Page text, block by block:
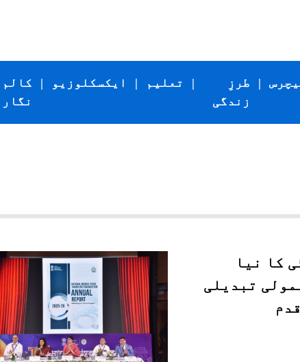
کالم
نگار
| ایکسکلوزیو | تعلیم |
طرزِ
زندگی
|
کا نیا
تبدیلی